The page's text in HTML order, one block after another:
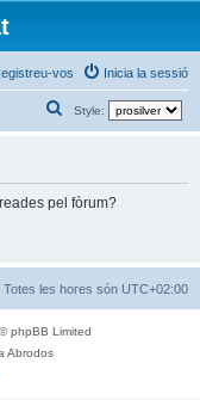
Inicia la sessió
vos
Style:
e
pel fòrum?
Totes les hores són UTC+02:00
phpBB Limited
Abrodos